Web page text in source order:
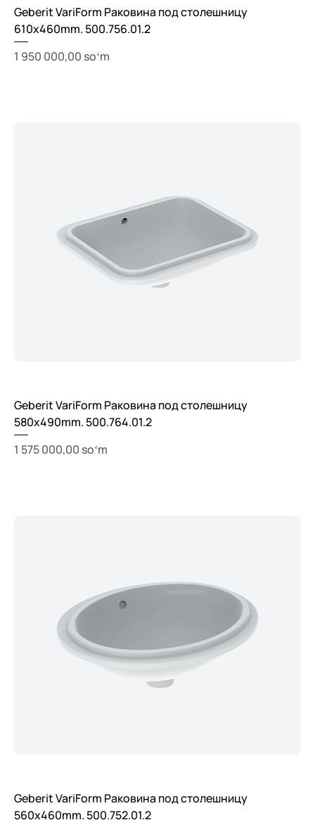
Geberit VariForm Раковина под столешницу
610x460mm. 500.756.01.2
Price
1 950 000,00 soʻm
Geberit VariForm Раковина под столешницу
580x490mm. 500.764.01.2
Price
1 575 000,00 soʻm
Geberit VariForm Раковина под столешницу
560х460mm. 500.752.01.2